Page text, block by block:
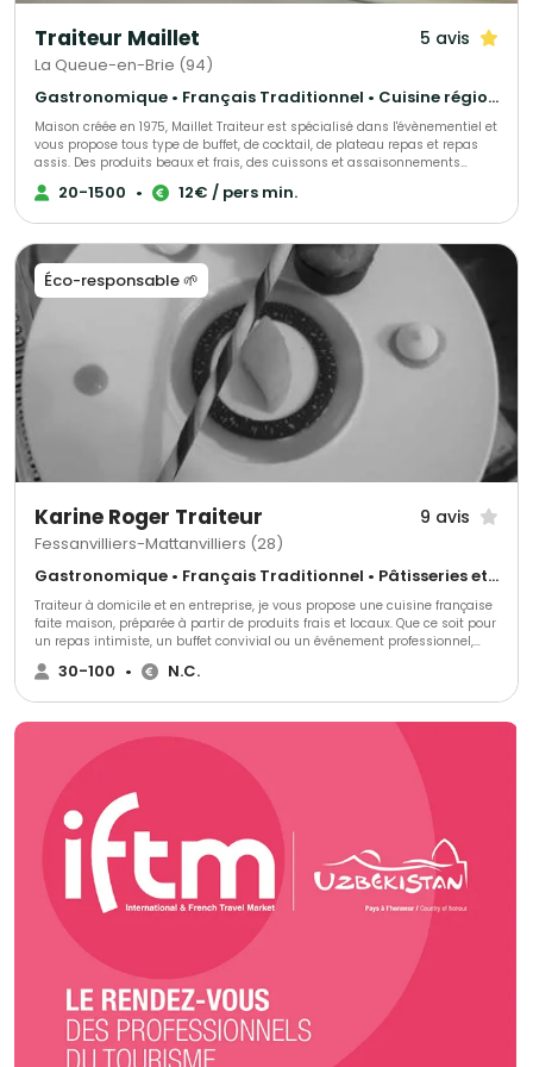
Traiteur Maillet 5 avis
La Queue-en-Brie (94)
Gastronomique • Français Traditionnel • Cuisine régionale
Maison créée en 1975, Maillet Traiteur est spécialisé dans l'évènementiel et
vous propose tous type de buffet, de cocktail, de plateau repas et repas
assis. Des produits beaux et frais, des cuissons et assaisonnements
adaptés, le tout fait maison par notre chef de cuisine expérimenté!
Recettes élégantes, parfois oubliées et souvent surprenantes, toujours
l'organisation de réception.
20-1500 • 12€ / pers min.
Éco-responsable 🌱
Karine Roger Traiteur 9 avis
Fessanvilliers-Mattanvilliers (28)
Gastronomique • Français Traditionnel • Pâtisseries et desserts
Traiteur à domicile et en entreprise, je vous propose une cuisine française
faite maison, préparée à partir de produits frais et locaux. Que ce soit pour
un repas intimiste, un buffet convivial ou un événement professionnel,
j’imagine des menus sur mesure qui allient authenticité et gourmandise.
Mon objectif : vous offrir une expérience culinaire de qualité, du choix des
30-100 • N.C.